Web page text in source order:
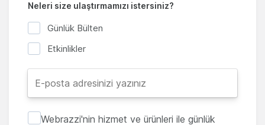
Neleri size ulaştırmamızı istersiniz?
Günlük Bülten
Etkinlikler
Webrazzi'nin hizmet ve ürünleri ile günlük